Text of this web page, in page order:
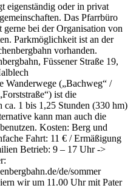
eigenständig oder in privat
Das Pfarrbüro
bei der Organisation von
Parkmöglichkeit ist an der
vorhanden.
Füssener Straße 19,
Wanderwege („Bachweg“ /
ist die
ca. 1 bis 1,25 Stunden (330 hm)
kann man auch die
Kosten: Berg und
Fahrt: 11 € / Ermäßigung
Betrieb: 9 – 17 Uhr ->
de/sommer
wir um 11.00 Uhr mit Pater